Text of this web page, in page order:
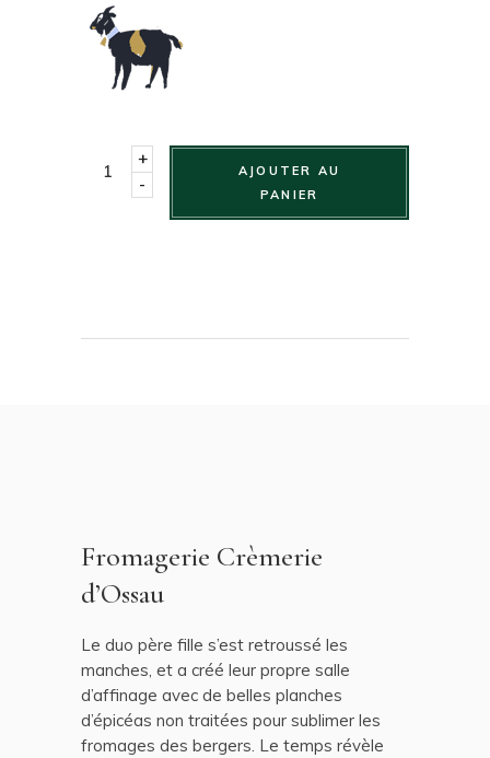
-
+
AJOUTER AU
PANIER
Fromagerie Crèmerie
d’Ossau
Le duo père fille s’est retroussé les
manches, et a créé leur propre salle
d’affinage avec de belles planches
d’épicéas non traitées pour sublimer les
fromages des bergers. Le temps révèle